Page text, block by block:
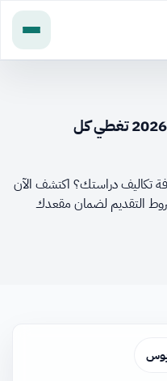
منح بكالوريوس ممولة بالكامل 2026 تغطي كل
تكاليف دراستك؟ اكتشف الآن
التقديم لضمان مقعدك